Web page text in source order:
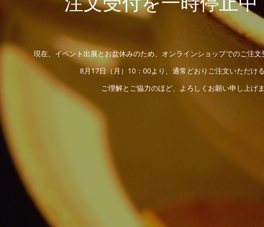
現在、イベント出展とお盆休みのため、オンラインショップでのご注
8月17日（月）10：00より、通常どおりご注文いただける
ご理解とご協力のほど、よろしくお願い申し上げま